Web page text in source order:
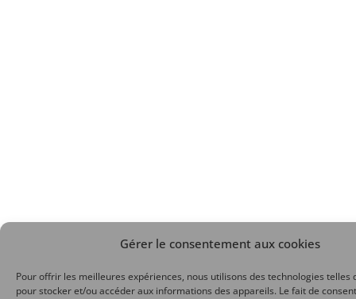
Gérer le consentement aux cookies
Pour offrir les meilleures expériences, nous utilisons des technologies telles
pour stocker et/ou accéder aux informations des appareils. Le fait de